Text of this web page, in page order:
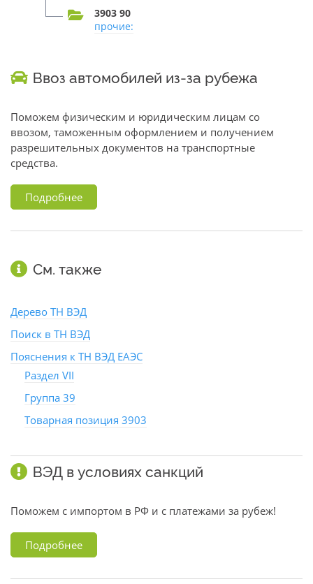
3903 90
прочие:
Ввоз автомобилей из-за рубежа
Поможем физическим и юридическим лицам со
ввозом, таможенным оформлением и получением
разрешительных документов на транспортные
средства.
Подробнее
См. также
Дерево ТН ВЭД
Поиск в ТН ВЭД
Пояснения к ТН ВЭД ЕАЭС
Раздел VII
Группа 39
Товарная позиция 3903
ВЭД в условиях санкций
Поможем с импортом в РФ и с платежами за рубеж!
Подробнее